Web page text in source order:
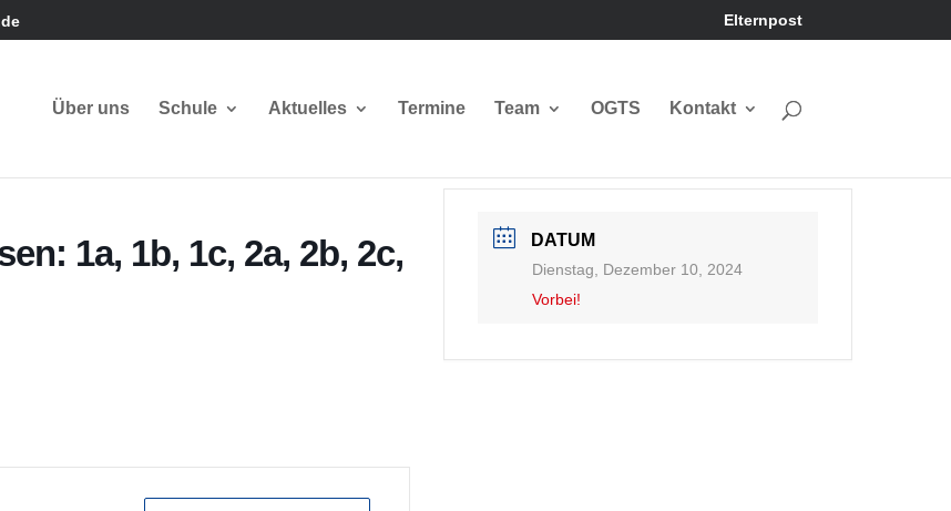
Elternpost
Über uns Schule Aktuelles Termine Team OGTS Kontakt
1a, 1b, 1c, 2a, 2b, 2c,
DATUM
Dienstag, Dezember 10, 2024
Vorbei!